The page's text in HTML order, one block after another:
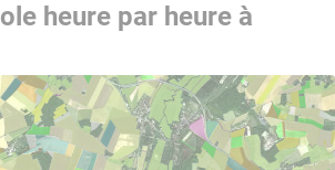
heure par heure à